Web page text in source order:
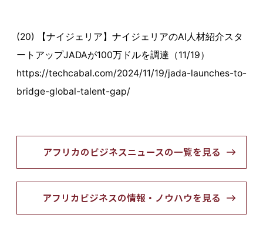
(20) 【ナイジェリア】ナイジェリアのAI人材紹介スタ
ートアップJADAが100万ドルを調達（11/19）
https://techcabal.com/2024/11/19/jada-launches-to-
bridge-global-talent-gap/
アフリカのビジネスニュースの一覧を見る
アフリカビジネスの情報・ノウハウを見る